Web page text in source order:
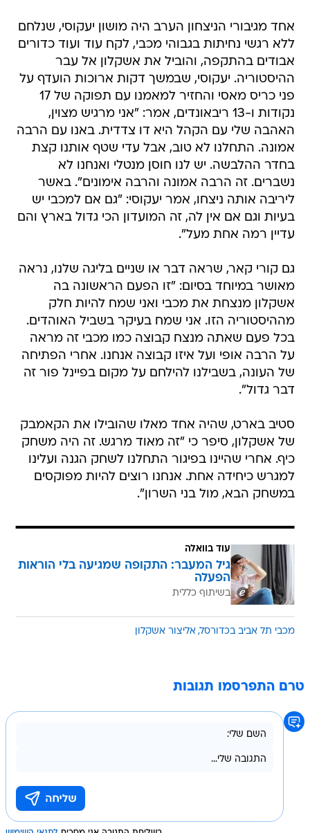
אחד מגיבורי הניצחון הערב היה מושון יעקוסי, שנלחם
ללא רגשי נחיתות בגבוהי מכבי, לקח עוד ועוד כדורים
אבודים בהתקפה, והוביל את אשקלון אל עבר
ההיסטוריה. יעקוסי, שבמשך דקות ארוכות הועדף על
פני כריס מאסי והחזיר למאמנו עם תפוקה של 17
נקודות ו-13 ריבאונדים, אמר: "אני מרגיש מצוין,
האהבה שלי עם הקהל היא דו צדדית. באנו עם הרבה
אמונה. התחלנו לא טוב, אבל עדי שטף אותנו קצת
בחדר ההלבשה. יש לנו חוסן מנטלי ואנחנו לא
נשברים. זה הרבה אמונה והרבה אימונים". באשר
ליריבה אותה ניצחו, אמר יעקוסי: "גם אם למכבי יש
בעיות וגם אם אין לה, זה המועדון הכי גדול בארץ והם
עדיין רמה אחת מעל".
גם קורי קאר, שראה דבר או שניים בליגה שלנו, נראה
מאושר במיוחד בסיום: "זו הפעם הראשונה בה
אשקלון מנצחת את מכבי ואני שמח להיות חלק
מההיסטוריה הזו. אני שמח בעיקר בשביל האוהדים.
בכל פעם שאתה מנצח קבוצה כמו מכבי זה מראה
על הרבה אופי ועל איזו קבוצה אנחנו. אחרי הפתיחה
של העונה, בשבילנו להילחם על מקום בפיינל פור זה
דבר גדול".
סטיב בארט, שהיה אחד מאלו שהובילו את הקאמבק
של אשקלון, סיפר כי "זה מאוד מרגש. זה היה משחק
כיף. אחרי שהיינו בפיגור התחלנו לשחק הגנה ועלינו
למגרש כיחידה אחת. אנחנו רוצים להיות מפוקסים
במשחק הבא, מול בני השרון".
עוד בוואלה
גיל המעבר: התקופה שמגיעה בלי הוראות
הפעלה
בשיתוף כללית
מכבי תל אביב בכדורסל אליצור אשקלון
טרם התפרסמו תגובות